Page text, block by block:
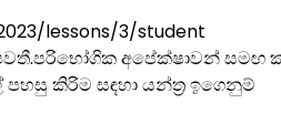
lessons/3/student
අපේක්ෂාවන් සමඟ
කිරිම සඳහා යන්ත්‍ර ඉගෙනුම්